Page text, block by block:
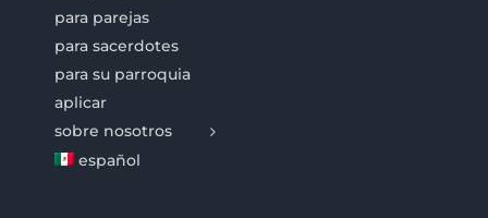
para parejas
para sacerdotes
para su parroquia
aplicar
sobre nosotros
español